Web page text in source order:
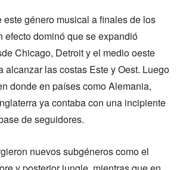
este género musical a finales de los
efecto dominó que se expandió
Chicago, Detroit y el medio oeste
alcanzar las costas Este y Oest. Luego
donde en países como Alemania,
ya contaba con una incipiente
de seguidores.
nuevos subgéneros como el